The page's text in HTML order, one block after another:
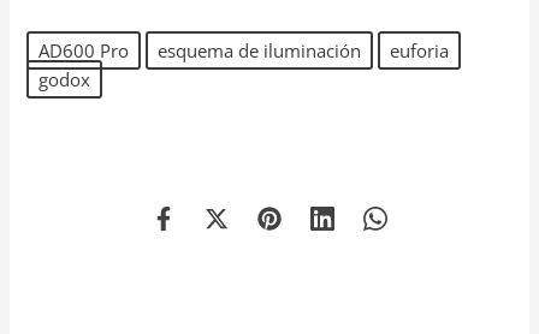
AD600 Pro esquema de iluminación
euforia
godox